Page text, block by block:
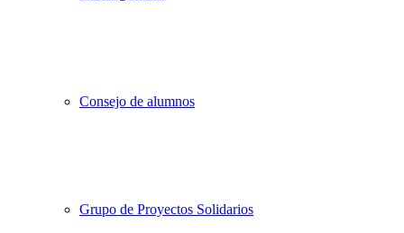
Consejo de alumnos
Grupo de Proyectos Solidarios